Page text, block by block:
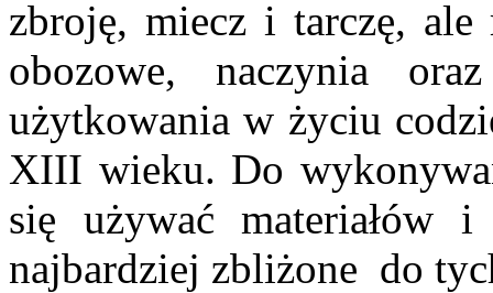
zbroję, miecz i tarczę,
obozowe, naczynia
użytkowania w życiu
XIII wieku. Do
się używać materiałów
najbardziej zbliżone do